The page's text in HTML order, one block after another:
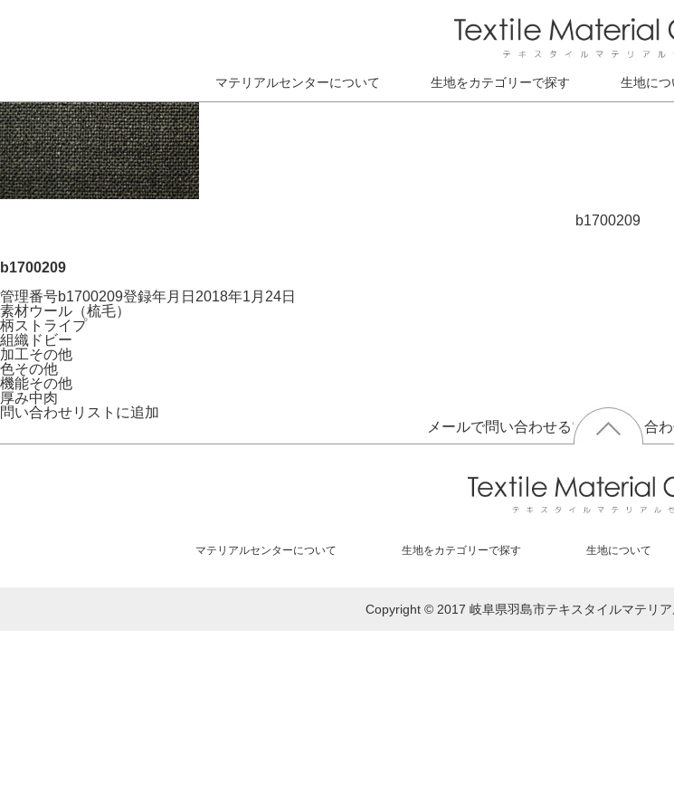
マテリアルセンターについて 生地をカテゴリーで探す 生地につ
b1700209
b1700209
管理番号b1700209登録年月日 2018年1月24日
素材ウール（梳毛）
柄ストライプ
組織 ドビー
加工その他
色その他
機能その他
厚み中肉
問い合わせリストに追加
メールで問い合わせる電話で問い合
マテリアルセンターについて 生地をカテゴリーで探す 生地について
Copyright © 2017 岐阜県羽島市テキスタイルマテリ